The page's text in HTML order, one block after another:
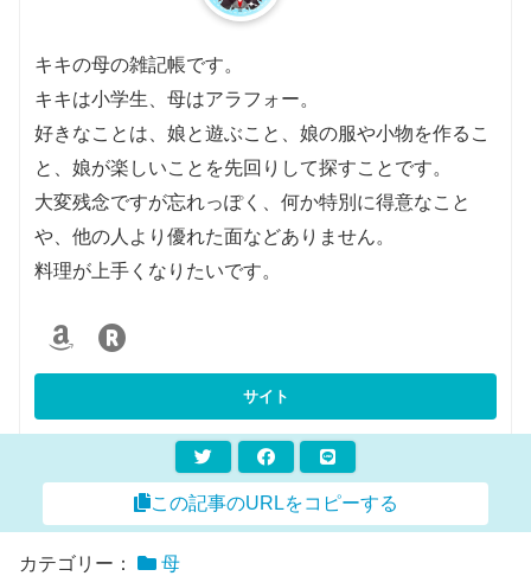
キキの母の雑記帳です。
キキは小学生、母はアラフォー。
好きなことは、娘と遊ぶこと、娘の服や小物を作るこ
と、娘が楽しいことを先回りして探すことです。
大変残念ですが忘れっぽく、何か特別に得意なこと
や、他の人より優れた面などありません。
料理が上手くなりたいです。
この記事のURLをコピーする
カテゴリー： 母